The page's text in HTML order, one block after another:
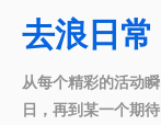
去浪日常
从每个精彩的活动
日，再到某一个期